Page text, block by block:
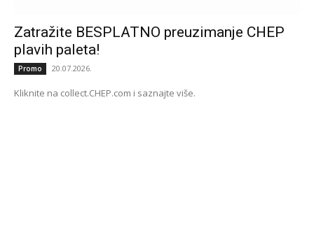
Zatražite BESPLATNO preuzimanje CHEP
plavih paleta!
Promo 20.07.2026.
Kliknite na collect.CHEP.com i saznajte više.